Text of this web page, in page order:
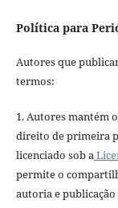
Política para
Autores que
termos:
1. Autores mantém
direito de primeira
licenciado sob a
permite o
autoria e